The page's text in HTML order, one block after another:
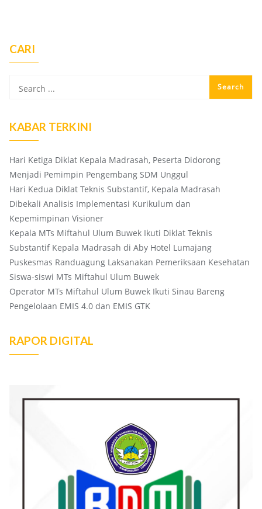
CARI
KABAR TERKINI
Hari Ketiga Diklat Kepala Madrasah, Peserta Didorong
Menjadi Pemimpin Pengembang SDM Unggul
Hari Kedua Diklat Teknis Substantif, Kepala Madrasah
Dibekali Analisis Implementasi Kurikulum dan
Kepemimpinan Visioner
Kepala MTs Miftahul Ulum Buwek Ikuti Diklat Teknis
Substantif Kepala Madrasah di Aby Hotel Lumajang
Puskesmas Randuagung Laksanakan Pemeriksaan Kesehatan
Siswa-siswi MTs Miftahul Ulum Buwek
Operator MTs Miftahul Ulum Buwek Ikuti Sinau Bareng
Pengelolaan EMIS 4.0 dan EMIS GTK
RAPOR DIGITAL